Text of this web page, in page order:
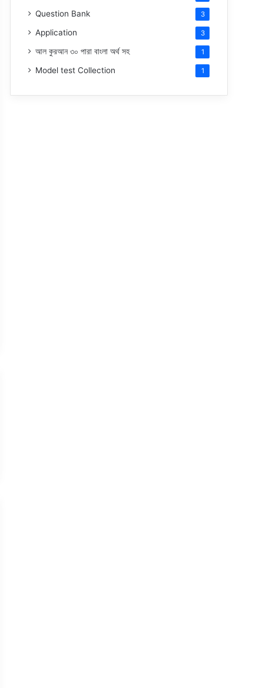
Question Bank 3
Application 3
আল কুরআন ৩০ পারা বাংলা অর্থ সহ 1
Model test Collection 1